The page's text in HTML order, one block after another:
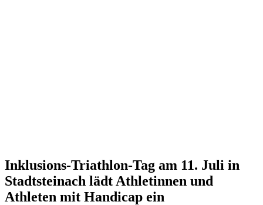
Inklusions-Triathlon-Tag am 11. Juli in
Stadtsteinach lädt Athletinnen und
Athleten mit Handicap ein